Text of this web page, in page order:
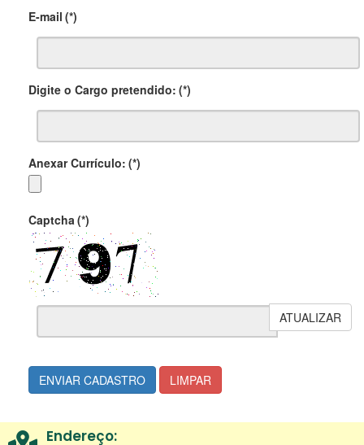
E-mail (*)
Digite o Cargo pretendido: (*)
Anexar Currículo: (*)
Captcha (*)
ATUALIZAR
ENVIAR CADASTRO LIMPAR
Endereço: